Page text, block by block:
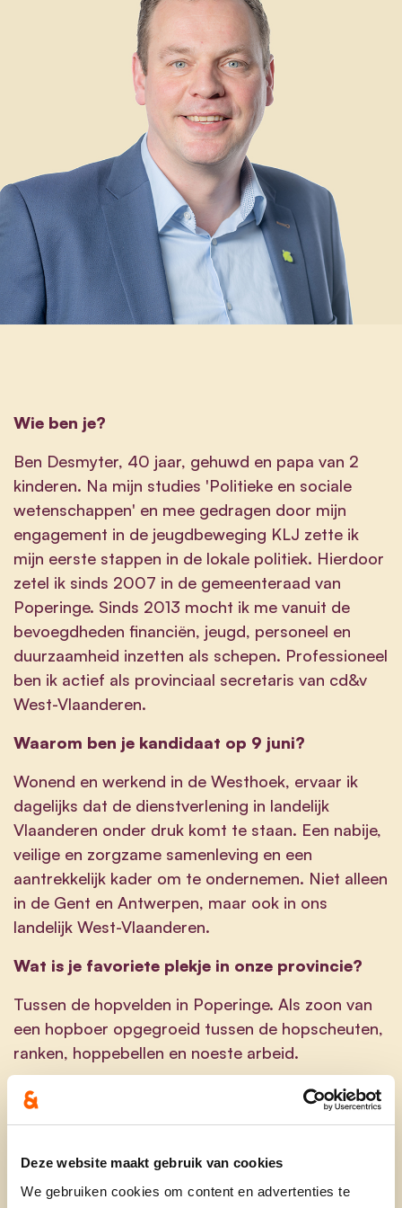
Deze website maakt gebruik van cookies
We gebruiken cookies om content en advertenties te
Wie ben je?
Ben Desmyter, 40 jaar, gehuwd en papa van 2
kinderen. Na mijn studies 'Politieke en sociale
wetenschappen' en mee gedragen door mijn
engagement in de jeugdbeweging KLJ zette ik
mijn eerste stappen in de lokale politiek. Hierdoor
zetel ik sinds 2007 in de gemeenteraad van
Poperinge. Sinds 2013 mocht ik me vanuit de
bevoegdheden financiën, jeugd, personeel en
duurzaamheid inzetten als schepen. Professioneel
ben ik actief als provinciaal secretaris van cd&v
West-Vlaanderen.
Waarom ben je kandidaat op 9 juni?
Wonend en werkend in de Westhoek, ervaar ik
dagelijks dat de dienstverlening in landelijk
Vlaanderen onder druk komt te staan. Een nabije,
veilige en zorgzame samenleving en een
aantrekkelijk kader om te ondernemen. Niet alleen
in de Gent en Antwerpen, maar ook in ons
landelijk West-Vlaanderen.
Wat is je favoriete plekje in onze provincie?
Tussen de hopvelden in Poperinge. Als zoon van
een hopboer opgegroeid tussen de hopscheuten,
ranken, hoppebellen en noeste arbeid.
bdesmyter@cdenv.be
@ben.desmyter.1